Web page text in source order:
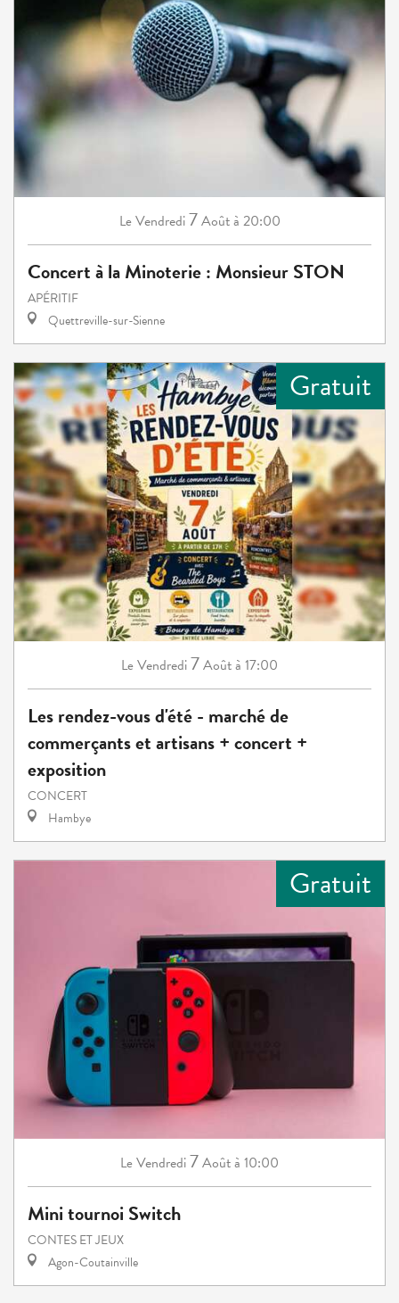
Le Vendredi7Aoûtà 20:00
Concert à la Minoterie : Monsieur STON
APÉRITIF
Quettreville-sur-Sienne
Gratuit
LeVendredi7Aoûtà 17:00
Les rendez-vous d'été - marché de
commerçants et artisans + concert +
exposition
CONCERT
Hambye
Gratuit
LeVendredi7Aoûtà 10:00
Mini tournoi Switch
CONTES ET JEUX
Agon-Coutainville